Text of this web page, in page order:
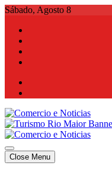
Skip
content
Sábado, Agosto 8
Comercio e Noticias
Notícias e Publicidade Online
Comercio e Noticias
Notícias e Publicidade Online
Close Menu